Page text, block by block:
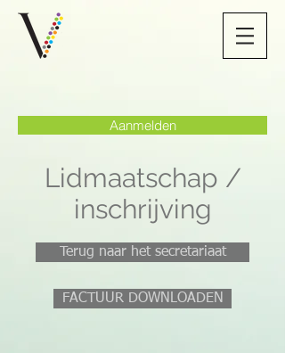
Aanmelden
Lidmaatschap /
inschrijving
Terug naar het secretariaat
FACTUUR DOWNLOADEN